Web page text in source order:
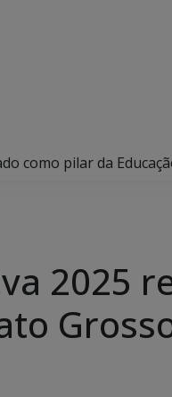
como pilar da
2025